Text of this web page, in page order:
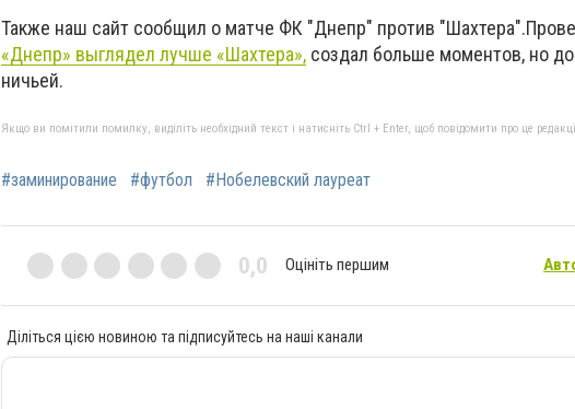
Также наш сайт сообщил о матче ФК "Днепр" против
«Днепр» выглядел лучше «Шахтера», создал больше моментов, но
ничьей.
Якщо ви помітили помилку, виділіть необхідний текст і натисніть Ctrl + Enter, щоб повідомити про це
#заминирование #футбол #Нобелевский лауреат
0,0 Оцініть першим
Діліться цією новиною та підписуйтесь на наші канали